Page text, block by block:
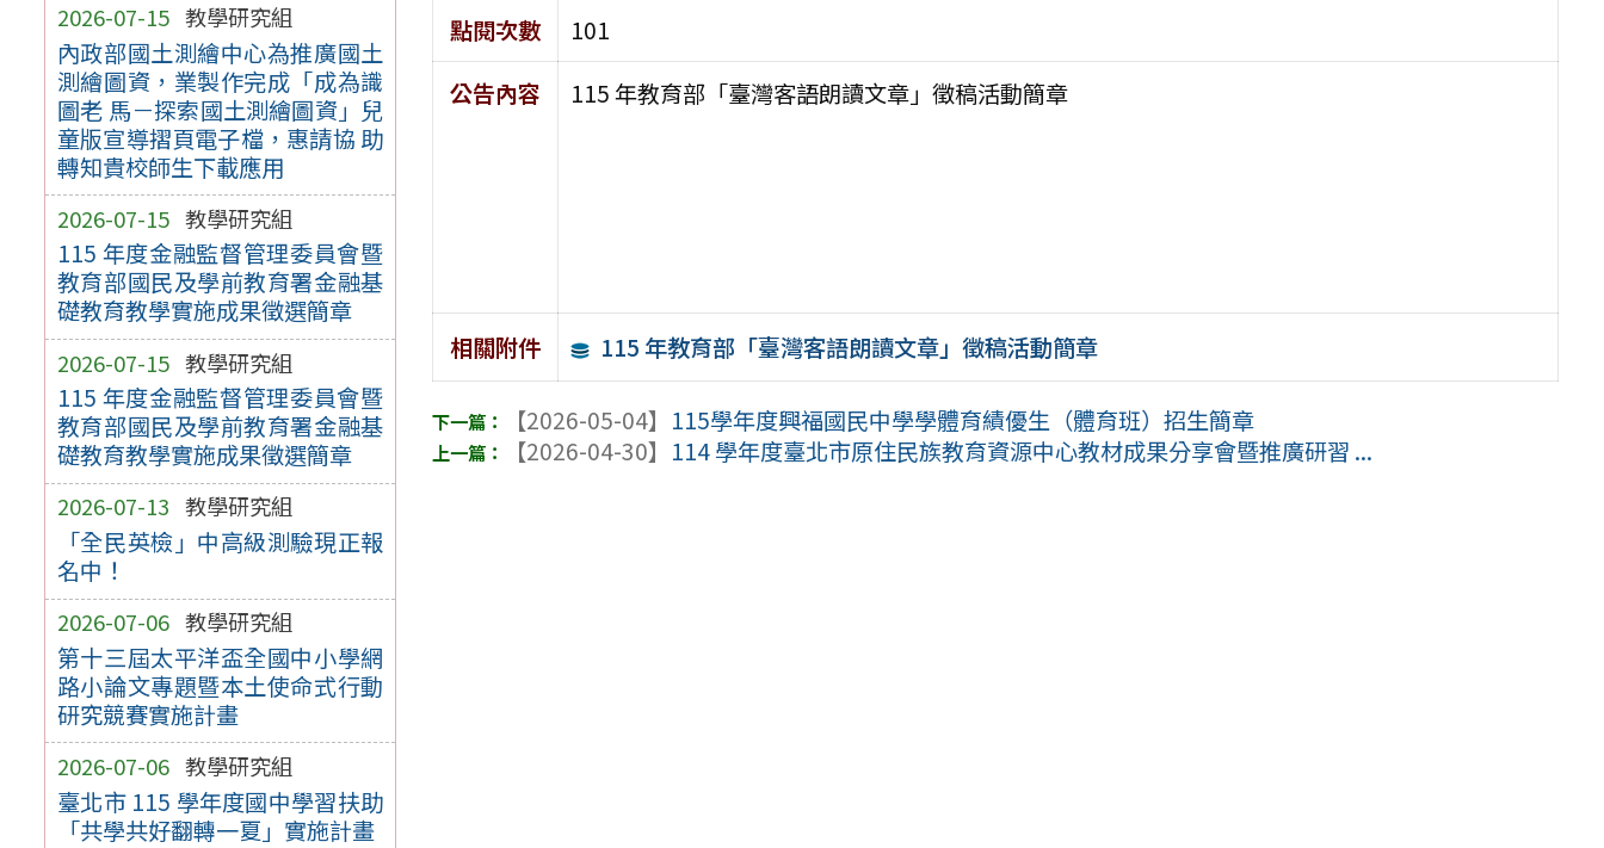
2026-07-15 教學研究組
內政部國土測繪中心為推廣國土
測繪圖資，業製作完成「成為識
圖老 馬－探索國土測繪圖資」兒
童版宣導摺頁電子檔，惠請協 助
轉知貴校師生下載應用
2026-07-15 教學研究組
115 年度金融監督管理委員會暨
教育部國民及學前教育署金融基
礎教育教學實施成果徵選簡章
2026-07-15 教學研究組
115 年度金融監督管理委員會暨
教育部國民及學前教育署金融基
礎教育教學實施成果徵選簡章
2026-07-13 教學研究組
「全民英檢」中高級測驗現正報
名中！
2026-07-06 教學研究組
第十三屆太平洋盃全國中小學網
路小論文專題暨本土使命式行動
研究競賽實施計畫
2026-07-06 教學研究組
臺北市 115 學年度國中學習扶助
「共學共好翻轉一夏」實施計畫
點閱次數
101
公告內容
115 年教育部「臺灣客語朗讀文章」徵稿活動簡章
相關附件 115 年教育部「臺灣客語朗讀文章」徵稿活動簡章
【2026-05-04】 115學年度興福國民中學學體育績優生（體育班）招生簡章
【2026-04-30】 114 學年度臺北市原住民族教育資源中心教材成果分享會暨推廣研習 ...